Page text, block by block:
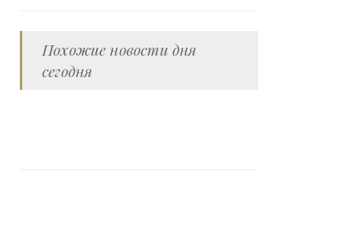
Похожие новости дня
сегодня